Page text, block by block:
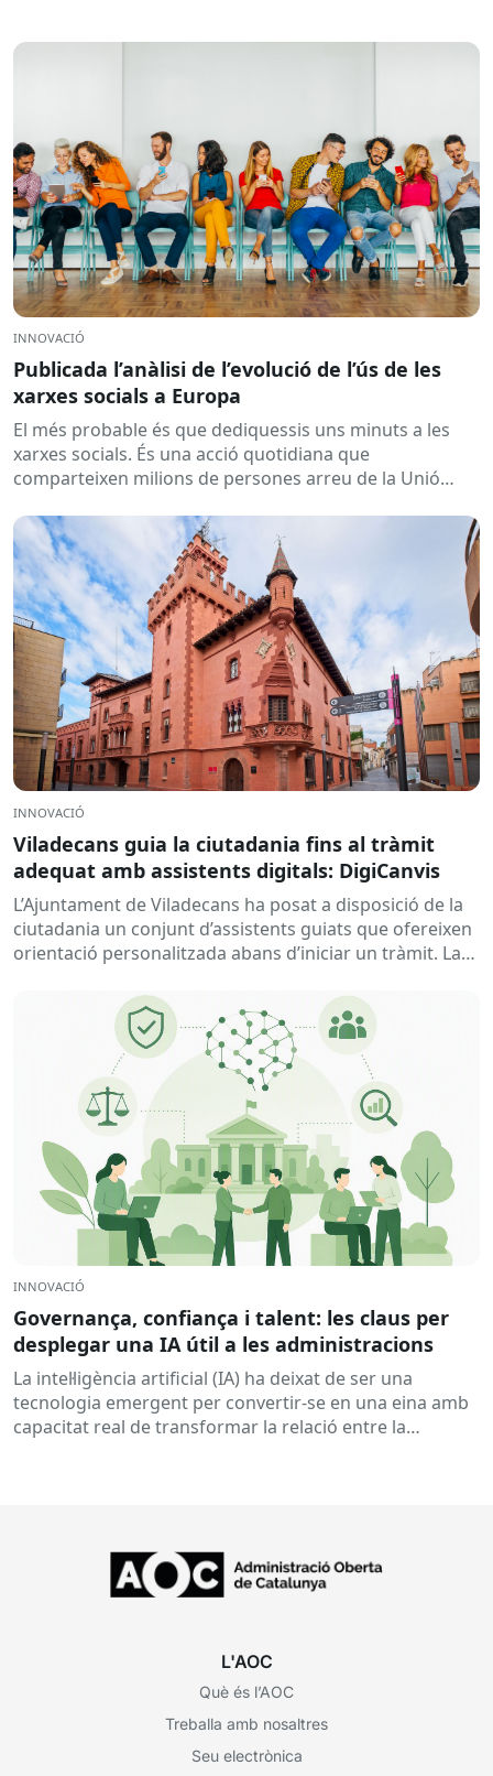
INNOVACIÓ
Publicada l’anàlisi de l’evolució de l’ús de les
xarxes socials a Europa
El més probable és que dediquessis uns minuts a les
xarxes socials. És una acció quotidiana que
comparteixen milions de persones arreu de la Unió
INNOVACIÓ
Viladecans guia la ciutadania fins al tràmit
adequat amb assistents digitals: DigiCanvis
L’Ajuntament de Viladecans ha posat a disposició de la
ciutadania un conjunt d’assistents guiats que ofereixen
orientació personalitzada abans d’iniciar un tràmit. La
INNOVACIÓ
Governança, confiança i talent: les claus per
desplegar una IA útil a les administracions
La intel·ligència artificial (IA) ha deixat de ser una
tecnologia emergent per convertir-se en una eina amb
capacitat real de transformar la relació entre la
L'AOC
Què és l’AOC
Treballa amb nosaltres
Seu electrònica